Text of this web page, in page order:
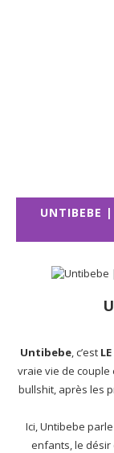
UNTIBEBE
Untibebe, c’est
vraie vie de couple
bullshit, après les
Ici, Untibebe
enfants, le désir